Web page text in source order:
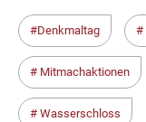
Denkmaltag
Mitmachaktionen
Wasserschloss